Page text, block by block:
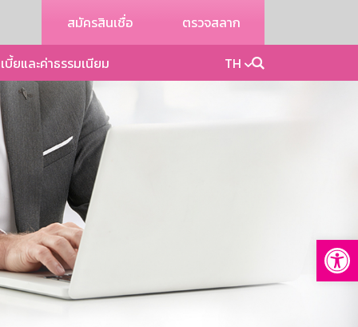
สมัครสินเชื่อ ตรวจสลาก
บี้ยและค่าธรรมเนียม TH